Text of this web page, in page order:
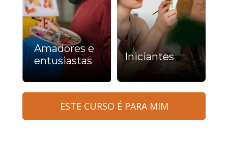
Amadores e
entusiastas
Iniciantes
ESTE CURSO É PARA MIM